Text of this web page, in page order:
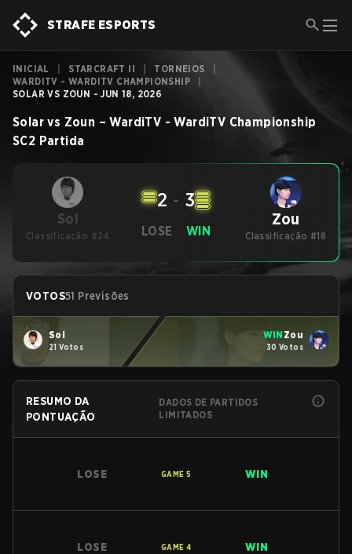
STRAFE ESPORTS
INICIAL STARCRAFT II TORNEIOS
WARDITV - WARDITV CHAMPIONSHIP
SOLAR VS ZOUN - JUN 18, 2026
Solar vs Zoun –WardiTV - WardiTV Championship
SC2 Partida
Sol
Classificação #24 LOSE
2 - 3
WIN
Zou
Classificação #18
VOTOS51 Previsões
Sol
21 Votos
WIN Zou
30 Votos
RESUMO DA
PONTUAÇÃO
DADOS DE PARTIDOS
LIMITADOS
LOSE GAME 5 WIN
LOSE GAME 4 WIN